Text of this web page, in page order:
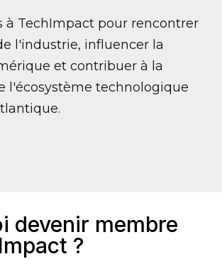
à TechImpact pour rencontrer
l'industrie, influencer la
et contribuer à la
l'écosystème technologique
devenir membre
?